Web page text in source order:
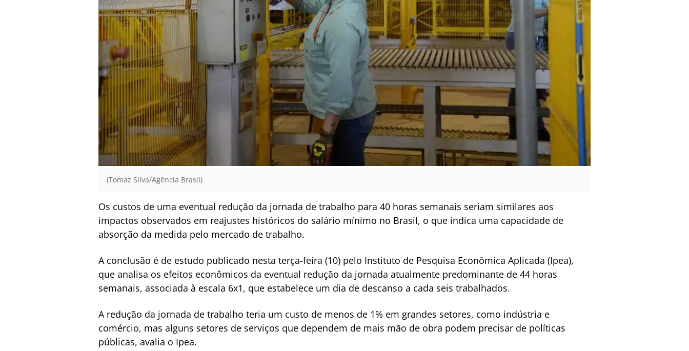
(Tomaz Silva/Agência Brasil)
Os custos de uma eventual redução da jornada de trabalho para 40 horas semanais seriam similares aos
impactos observados em reajustes históricos do salário mínimo no Brasil, o que indica uma capacidade de
absorção da medida pelo mercado de trabalho.
A conclusão é de estudo publicado nesta terça-feira (10) pelo Instituto de Pesquisa Econômica Aplicada (Ipea),
que analisa os efeitos econômicos da eventual redução da jornada atualmente predominante de 44 horas
semanais, associada à escala 6x1, que estabelece um dia de descanso a cada seis trabalhados.
A redução da jornada de trabalho teria um custo de menos de 1% em grandes setores, como indústria e
comércio, mas alguns setores de serviços que dependem de mais mão de obra podem precisar de políticas
públicas, avalia o Ipea.